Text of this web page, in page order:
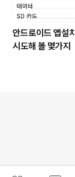
안드로이드 앱설
시도해 볼 몇가지